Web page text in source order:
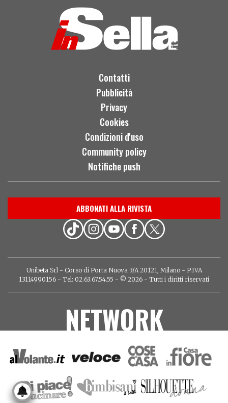
Contatti
Pubblicità
Privacy
Cookies
Condizioni d'uso
Community policy
Notifiche push
ABBONATI ALLA RIVISTA
Unibeta Srl - Corso di Porta Nuova 3/A 20121, Milano - P.IVA
13114990156 - Tel: 02.63.67.54.55 - © 2026 - Tutti i diritti riservati
NETWORK